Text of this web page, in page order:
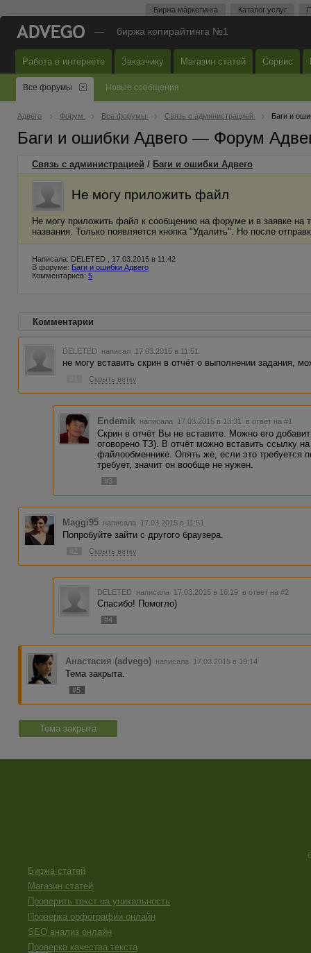
Биржа маркетинга Каталог услуг
— биржа копирайтинга №1
Работа в интернете Заказчику Магазин статей Сервис
Все форумы Новые сообщения
Адвего Форум Все форумы Связь с администрацией Баги и
Баги и ошибки Адвего — Форум
Связь с администрацией / Баги и ошибки Адвего
Не могу приложить файл
Не могу приложить файл к сообщению на форуме и в заявке
названия. Только появляется кнопка "Удалить". Но после
Написала: DELETED , 17.03.2015 в 11:42
В форуме: Баги и ошибки Адвего
Комментариев: 5
Комментарии
DELETED написал 17.03.2015 в 11:51
не могу вставить скрин в отчёт о выполнении задания,
Скрыть ветку
Endemik написала 17.03.2015 в 13:31 в ответ на #1
Скрин в отчёт Вы не вставите. Можно его
оговорено ТЗ). В отчёт можно вставить ссылку
файлообменнике. Опять же, если это требуется
требует, значит он вообще не нужен.
#3
Maggi95 написала 17.03.2015 в 11:51
Попробуйте зайти с другого браузера.
#2 Скрыть ветку
DELETED написала 17.03.2015 в 16:19 в ответ на #2
Спасибо! Помогло)
#4
Анастасия (advego) написала 17.03.2015 в 19:14
Тема закрыта.
#5
Тема закрыта
Биржа статей
Магазин статей
Проверить текст на уникальность
Проверка орфографии онлайн
SEO анализ онлайн
Проверка качества текста